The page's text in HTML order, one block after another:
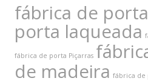
fábrica de porta
porta laqueada
fábrica de porta Piçarras
de madeira fábrica de